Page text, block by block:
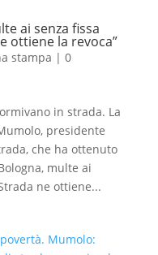
ai senza fissa
ottiene la revoca”
stampa | 0
in strada. La
presidente
che ha ottenuto
multe ai
ne ottiene...